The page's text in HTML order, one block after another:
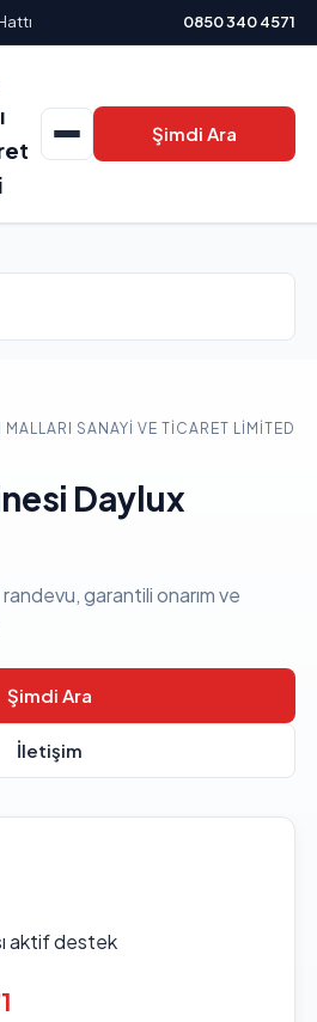
0850 340 4571
Şimdi Ara
SANAYI VE TICARET LIMITED
Daylux
randevu, garantili onarım ve
Şimdi Ara
İletişim
aktif destek